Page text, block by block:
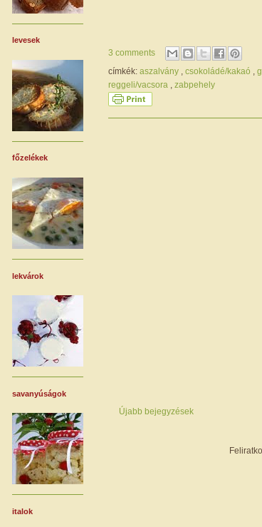
3 comments
címkék: aszalvány , csokoládé/kakaó ,
reggeli/vacsora , zabpehely
Újabb bejegyzések
levesek
főzelékek
lekvárok
savanyúságok
italok